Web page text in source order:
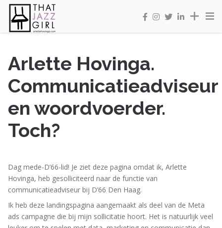
Arlette Hovinga.
Communicatieadviseur
en woordvoerder.
Toch?
Dag mede-D’66-lid! Je ziet deze pagina omdat ik, Arlette
Hovinga, heb gesolliciteerd naar de functie van
communicatieadviseur bij D’66 Den Haag.
Ik heb deze landingspagina aangemaakt als deel van de Meta
ads campagne die bij mijn sollicitatie hoort. Het is natuurlijk veel